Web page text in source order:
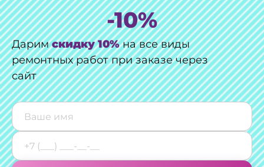
-10%
Даримскидку 10%на все виды
ремонтных работ при заказе через
сайт